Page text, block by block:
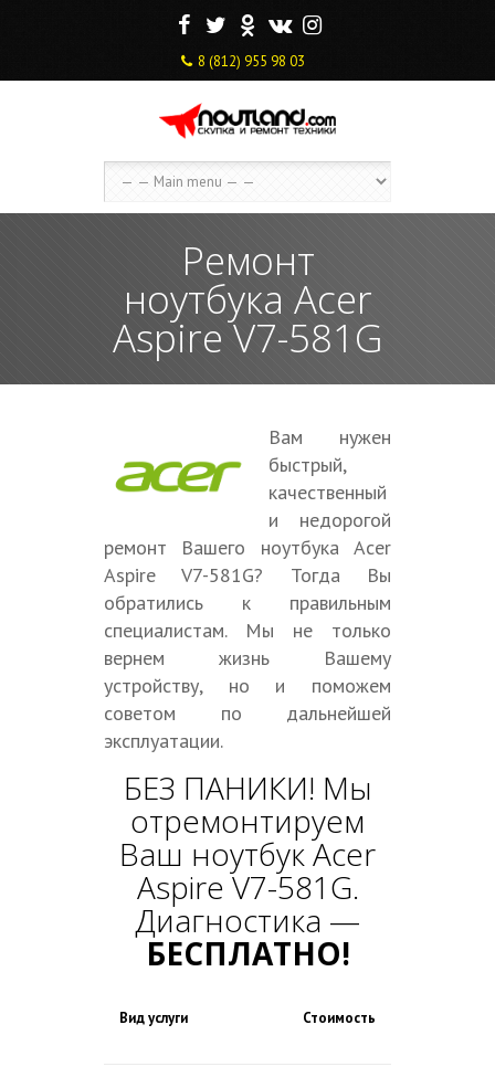
F T O V I
8 (812) 955 98 03
Ремонт
ноутбука Acer
Aspire V7-581G
Вам нужен
быстрый,
качественный
и недорогой
ремонт Вашего ноутбука Acer
Aspire V7-581G? Тогда Вы
обратились к правильным
специалистам. Мы не только
вернем жизнь Вашему
устройству, но и поможем
советом по дальнейшей
эксплуатации.
БЕЗ ПАНИКИ! Мы
отремонтируем
Ваш ноутбук Acer
Aspire V7-581G.
Диагностика —
БЕСПЛАТНО!
Вид услуги Стоимость